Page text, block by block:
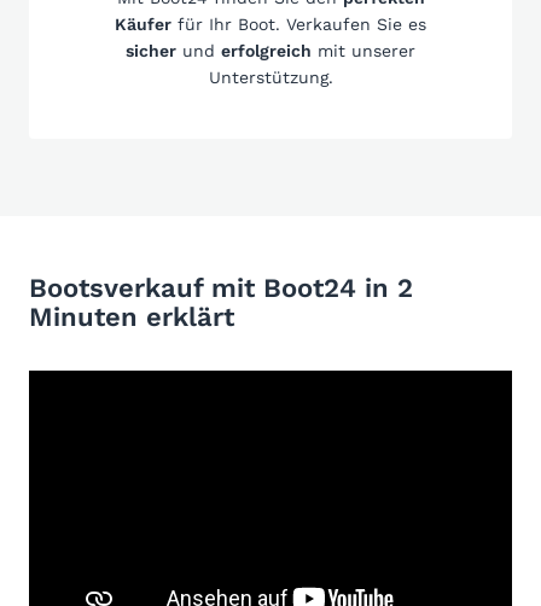
Käufer für Ihr Boot. Verkaufen Sie es
sicher und erfolgreich mit unserer
Unterstützung.
Bootsverkauf mit Boot24 in 2
Minuten erklärt